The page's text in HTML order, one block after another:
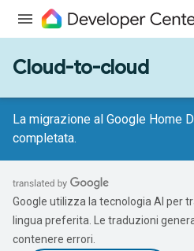
Cloud-to-cloud
La migrazione al Google Home
completata.
Google utilizza la tecnologia AI per
lingua preferita. Le traduzioni
contenere errori.